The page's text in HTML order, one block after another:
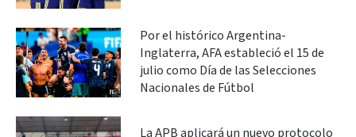
Por el histórico Argentina-
Inglaterra, AFA estableció el 15 de
julio como Día de las Selecciones
Nacionales de Fútbol
La APB aplicará un nuevo protocolo